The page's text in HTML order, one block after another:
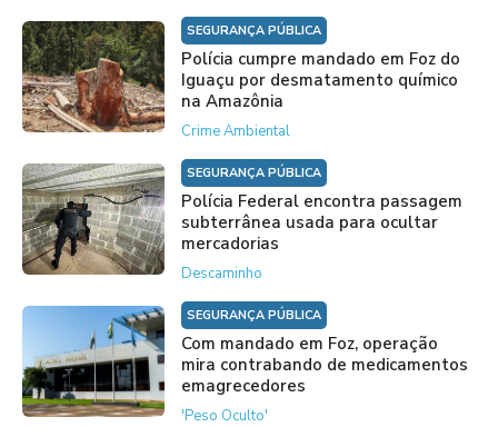
SEGURANÇA PÚBLICA
Polícia cumpre mandado em Foz do
Iguaçu por desmatamento químico
na Amazônia
Crime Ambiental
SEGURANÇA PÚBLICA
Polícia Federal encontra passagem
subterrânea usada para ocultar
mercadorias
Descaminho
SEGURANÇA PÚBLICA
Com mandado em Foz, operação
mira contrabando de medicamentos
emagrecedores
'Peso Oculto'